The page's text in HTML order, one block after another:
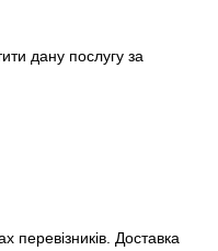
дану послугу за
Доставка